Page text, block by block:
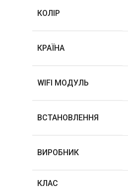
КОЛІР
КРАЇНА
WIFI МОДУЛЬ
ВСТАНОВЛЕННЯ
ВИРОБНИК
КЛАС